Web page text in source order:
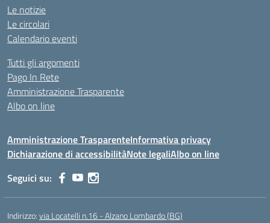
Le notizie
Le circolari
Calendario eventi
Tutti gli argomenti
Pago In Rete
Amministrazione Trasparente
Albo on line
Amministrazione TrasparenteInformativa privacy
Dichiarazione di accessibilitàNote legaliAlbo on line
Seguici su:
Indirizzo:via Locatelli n.16 - Alzano Lombardo (BG)